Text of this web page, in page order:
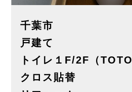
千葉市
戸建て
トイレ１F/2F（TOTO
クロス貼替